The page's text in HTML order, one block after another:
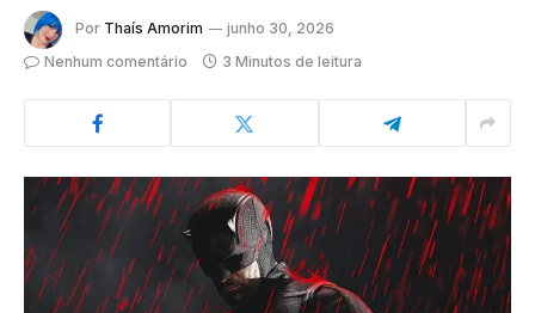
Por Thaís Amorim
junho 30, 2026
Nenhum comentário
3 Minutos de leitura